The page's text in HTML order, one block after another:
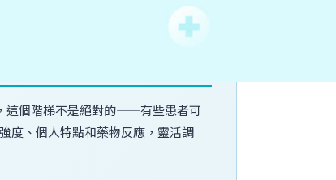
這個階梯不是絕對的——有些患者可
度、個人特點和藥物反應，靈活調